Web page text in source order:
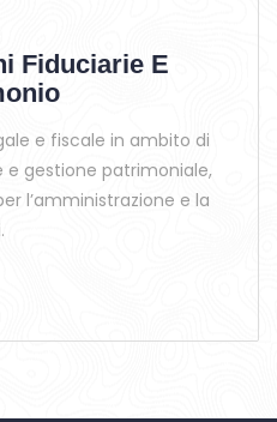
Fiduciarie E
e fiscale in ambito di
e gestione patrimoniale,
l’amministrazione e la